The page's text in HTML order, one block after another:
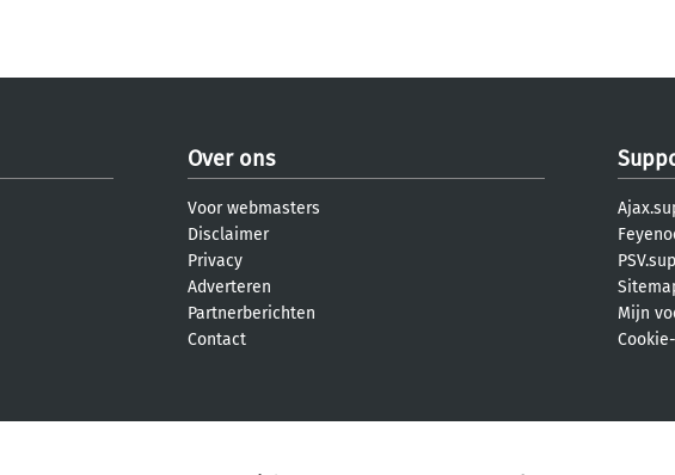
Over ons
Voor webmasters
Disclaimer
Privacy
Adverteren
Partnerberichten
Contact
Mijn